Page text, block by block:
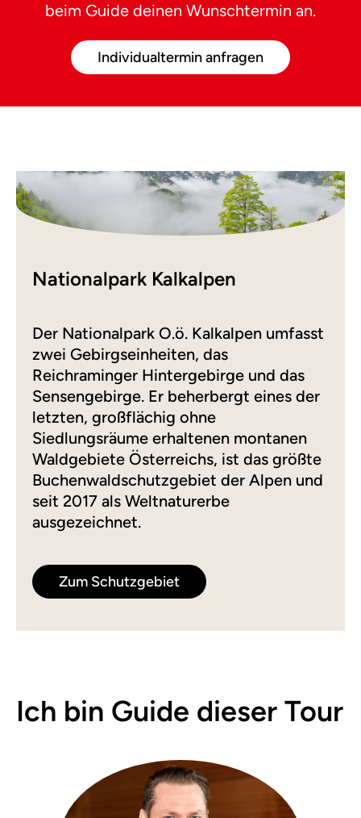
beim Guide deinen Wunschtermin an.
Individualtermin anfragen
Nationalpark Kalkalpen
Der Nationalpark O.ö. Kalkalpen umfasst
zwei Gebirgseinheiten, das
Reichraminger Hintergebirge und das
Sensengebirge. Er beherbergt eines der
letzten, großflächig ohne
Siedlungsräume erhaltenen montanen
Waldgebiete Österreichs, ist das größte
Buchenwaldschutzgebiet der Alpen und
seit 2017 als Weltnaturerbe
ausgezeichnet.
Zum Schutzgebiet
Ich bin Guide dieser Tour